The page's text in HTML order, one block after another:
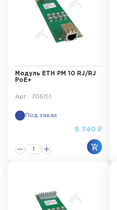
Модуль ЕТН РМ 10 RJ/RJ
PoE+
Арт.: 706151
Под заказ
8 740 ₽